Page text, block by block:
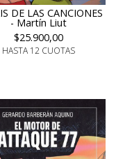
DE LAS CANCIONES
- Martín Liut
$25.900,00
HASTA 12 CUOTAS